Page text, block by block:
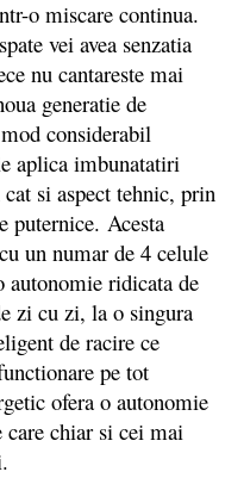
o miscare continua.
vei avea senzatia
nu cantareste mai
generatie de
considerabil
aplica imbunatatiri
si aspect tehnic, prin
puternice. Acesta
un numar de 4 celule
autonomie ridicata de
zi cu zi, la o singura
de racire ce
pe tot
ofera o autonomie
care chiar si cei mai